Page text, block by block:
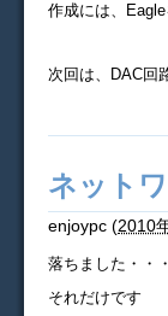
作成には、
次回は、DAC回
ネット
enjoypc (2010
落ちました・・・
それだけです